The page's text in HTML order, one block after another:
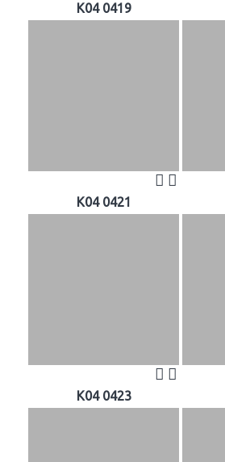
K04 0419
K04 0421
K04 0423